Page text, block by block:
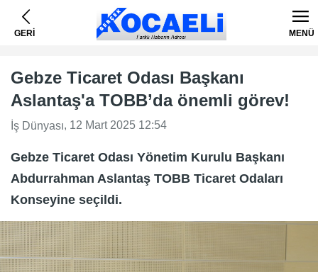
GERİ MENÜ
Gebze Ticaret Odası Başkanı
Aslantaş'a TOBB’da önemli görev!
İş Dünyası, 12 Mart 2025 12:54
Gebze Ticaret Odası Yönetim Kurulu Başkanı
Abdurrahman Aslantaş TOBB Ticaret Odaları
Konseyine seçildi.